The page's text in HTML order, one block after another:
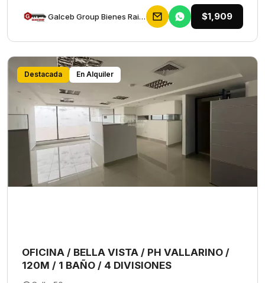
Galceb Group Bienes Raices $1,909
Destacada En Alquiler
OFICINA / BELLA VISTA / PH VALLARINO /
120M / 1 BAÑO / 4 DIVISIONES